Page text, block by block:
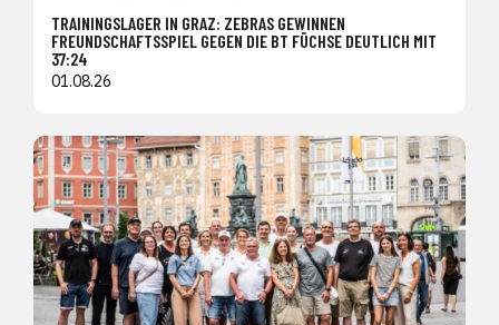
TRAININGSLAGER IN GRAZ: ZEBRAS GEWINNEN
FREUNDSCHAFTSSPIEL GEGEN DIE BT FÜCHSE DEUTLICH MIT
37:24
01.08.26